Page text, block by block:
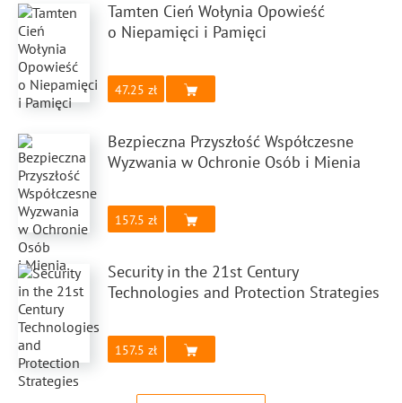
Tamten Cień Wołynia Opowieść
o Niepamięci i Pamięci
47.25
Bezpieczna Przyszłość Współczesne
Wyzwania w Ochronie Osób i Mienia
157.5
Security in the 21st Century
Technologies and Protection Strategies
157.5